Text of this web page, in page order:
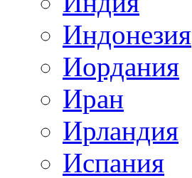
Индонезия
Иордания
Иран
Ирландия
Испания